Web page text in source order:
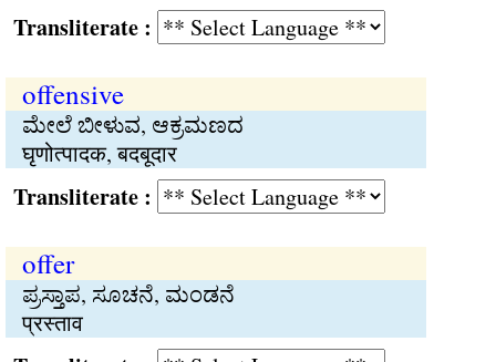
:
offensive
ಮೇಲೆ ಬೀಳುವ, ಆಕ್ರಮಣದ
घृणोत्पादक, बदबूदार
:
offer
ಪ್ರಸ್ತಾಪ, ಸೂಚನೆ, ಮಂಡನೆ
प्रस्ताव